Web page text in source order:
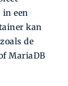
een
kan
de
MariaDB